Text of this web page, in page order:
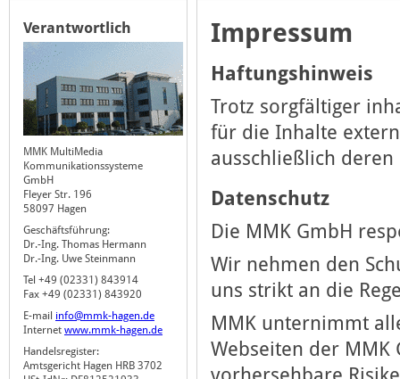
Verantwortlich
MMK MultiMedia
Kommunikationssysteme
GmbH
Fleyer Str. 196
58097 Hagen
Geschäftsführung:
Dr.-Ing. Thomas Hermann
Dr.-Ing. Uwe Steinmann
Tel +49 (02331) 843914
Fax +49 (02331) 843920
E-mail info@mmk-hagen.de
Internet www.mmk-hagen.de
Handelsregister:
Amtsgericht Hagen HRB 3702
Impressum
Haftungshinweis
Trotz sorgfältiger
für die Inhalte
ausschließlich
Datenschutz
Die MMK GmbH
Wir nehmen den
uns strikt an die
MMK unternimmt
Webseiten der